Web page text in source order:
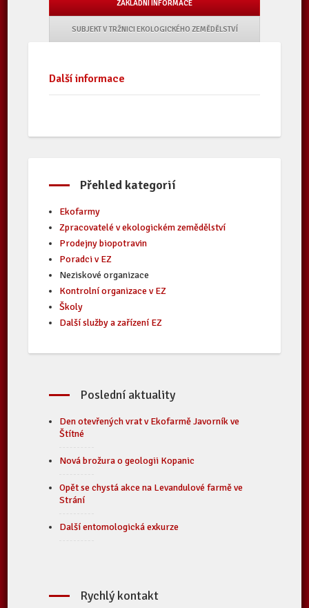
ZÁKLADNÍ INFORMACE
SUBJEKT V TRŽNICI EKOLOGICKÉHO ZEMĚDĚLSTVÍ
Další informace
Přehled kategorií
Ekofarmy
Zpracovatelé v ekologickém zemědělství
Prodejny biopotravin
Poradci v EZ
Neziskové organizace
Kontrolní organizace v EZ
Školy
Další služby a zařízení EZ
Poslední aktuality
Den otevřených vrat v Ekofarmě Javorník ve
Štítné
Nová brožura o geologii Kopanic
Opět se chystá akce na Levandulové farmě ve
Strání
Další entomologická exkurze
Rychlý kontakt